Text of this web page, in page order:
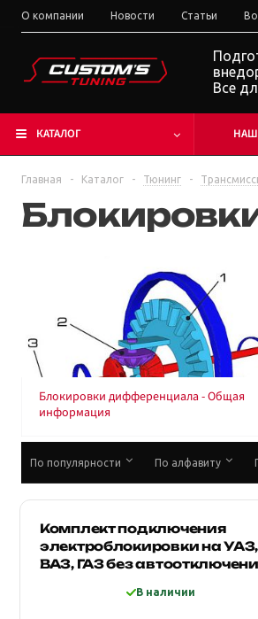
О компании Новости Статьи
Все
КАТАЛОГ
Главная - Каталог - Тюнинг -
Блокировки дифференциала - Общая
информация
По популярности По алфавиту
Комплект подключения
электроблокировки на УАЗ,
ВАЗ, ГАЗ без
В наличии